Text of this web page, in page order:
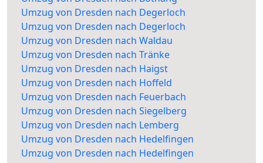
Umzug von Dresden nach Degerloch
Umzug von Dresden nach Degerloch
Umzug von Dresden nach Waldau
Umzug von Dresden nach Tränke
Umzug von Dresden nach Haigst
Umzug von Dresden nach Hoffeld
Umzug von Dresden nach Feuerbach
Umzug von Dresden nach Siegelberg
Umzug von Dresden nach Lemberg
Umzug von Dresden nach Hedelfingen
Umzug von Dresden nach Hedelfingen